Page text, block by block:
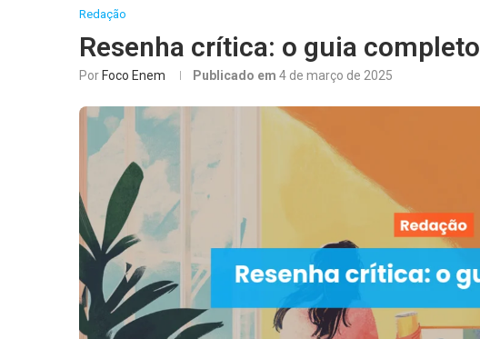
Redação
Resenha crítica: o guia completo
Por Foco Enem Publicado em 4 de março de 2025